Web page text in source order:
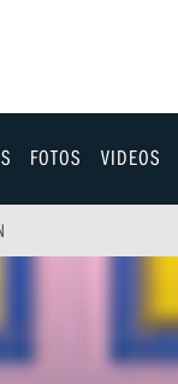
FOTOS VIDEOS